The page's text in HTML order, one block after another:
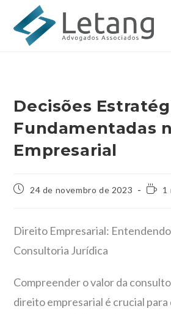
Decisões
Fundamentadas
Empresarial
24 de novembro de 2023 1
Direito Empresarial: Entendendo
Consultoria Jurídica
Compreender o valor da
direito empresarial é crucial